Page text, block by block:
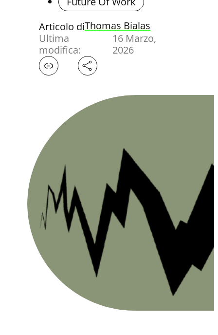
Articolo diThomas Bialas
Ultima
modifica:
16 Marzo,
2026